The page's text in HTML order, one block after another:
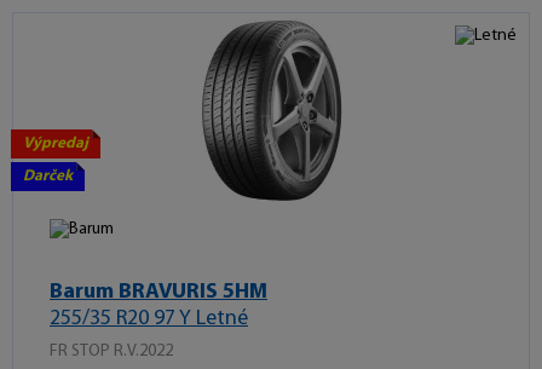
Výpredaj
Darček
Barum BRAVURIS 5HM
255/35 R20 97 Y Letné
FR STOP R.V.2022